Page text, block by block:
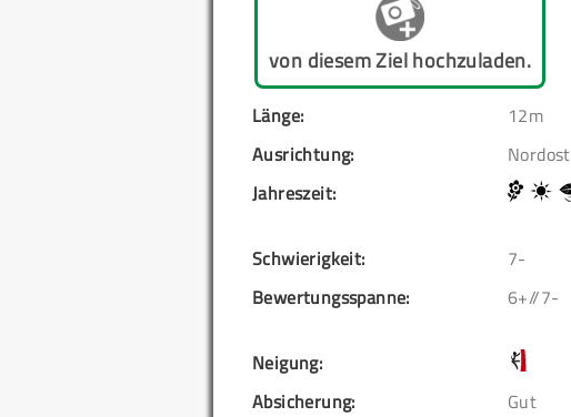
von diesem Ziel hochzuladen.
Länge:
12m
Ausrichtung:
Nordost
Jahreszeit:
Schwierigkeit:
7-
Bewertungsspanne:
6+//7-
Neigung:
Absicherung:
Gut